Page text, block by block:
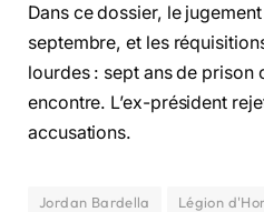
Dans ce dossier, le
septembre, et les
lourdes : sept ans de prison
encontre. L’ex-président
accusations.
Jordan Bardella Légion